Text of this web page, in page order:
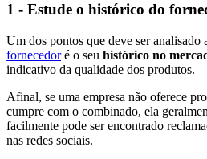
1 - Estude o histórico do
Um dos pontos que deve ser analisado
fornecedoré o seu histórico no
indicativo da qualidade dos produtos.
Afinal, se uma empresa não oferece
cumpre com o combinado, ela
facilmente pode ser encontrado
nas redes sociais.